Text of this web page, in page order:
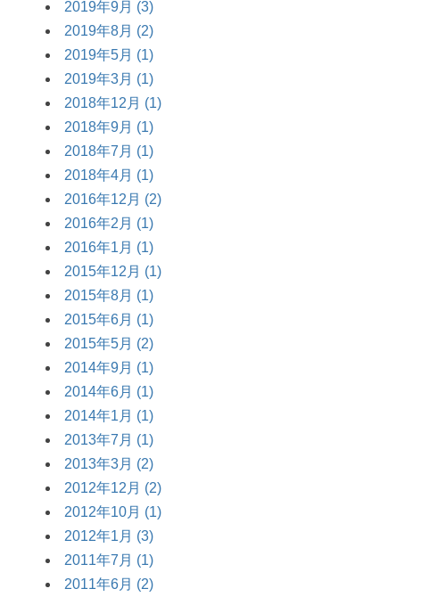
2019年9月 (3)
2019年8月 (2)
2019年5月 (1)
2019年3月 (1)
2018年12月 (1)
2018年9月 (1)
2018年7月 (1)
2018年4月 (1)
2016年12月 (2)
2016年2月 (1)
2016年1月 (1)
2015年12月 (1)
2015年8月 (1)
2015年6月 (1)
2015年5月 (2)
2014年9月 (1)
2014年6月 (1)
2014年1月 (1)
2013年7月 (1)
2013年3月 (2)
2012年12月 (2)
2012年10月 (1)
2012年1月 (3)
2011年7月 (1)
2011年6月 (2)